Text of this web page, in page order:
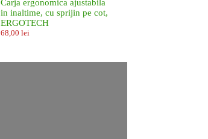
a
fost:
180,00 lei.
este:
159,00 lei.
Carja ergonomica ajustabila
in inaltime, cu sprijin pe cot,
ERGOTECH
68,00lei